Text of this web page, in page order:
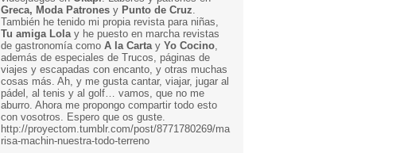
Greca, Moda Patrones y Punto de Cruz.
También he tenido mi propia revista para niñas,
Tu amiga Lolay he puesto en marcha revistas
de gastronomía como A la Cartay Yo Cocino,
además de especiales de Trucos, páginas de
viajes y escapadas con encanto, y otras muchas
cosas más. Ah, y me gusta cantar, viajar, jugar al
pádel, al tenis y al golf… vamos, que no me
aburro. Ahora me propongo compartir todo esto
con vosotros. Espero que os guste.
http://proyectom.tumblr.com/post/8771780269/ma
risa-machin-nuestra-todo-terreno